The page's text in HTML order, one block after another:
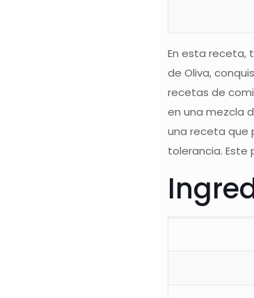
En esta receta,
de Oliva,
recetas de
en una mezcla
una receta que
tolerancia. Este